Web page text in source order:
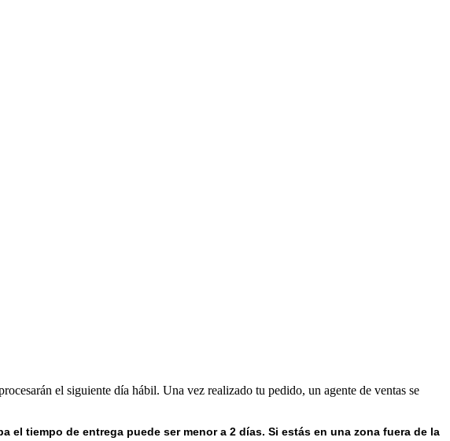
el siguiente día hábil. Una vez realizado tu pedido, un agente de ventas se
el tiempo de entrega puede ser menor a 2 días. Si estás en una zona fuera de la